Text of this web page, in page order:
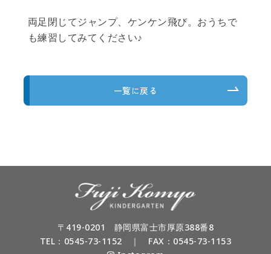
両足閉じてジャンプ、ケンケン飛び。おうちで
も練習してみてください♪
一覧に戻る
〒419-0201 静岡県富士市厚原388番8
TEL： 0545-73-1152 ｜ FAX：0545-73-1153